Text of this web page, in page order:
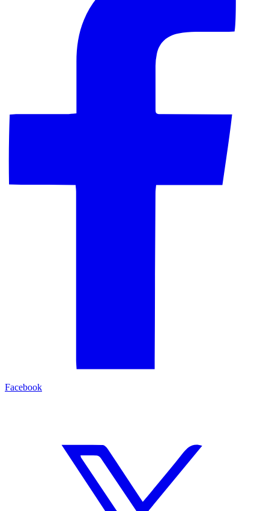
Facebook